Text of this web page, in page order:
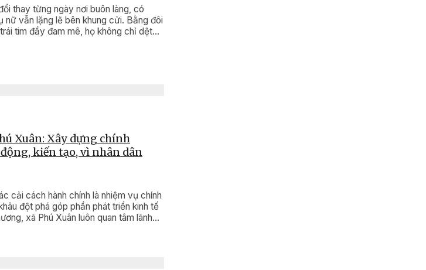
thay từng ngày nơi buôn làng, có
nữ vẫn lặng lẽ bên khung cửi. Bằng đôi
tim đầy đam mê, họ không chỉ dệt
Xuân: Xây dựng chính
kiến tạo, vì nhân dân
cải cách hành chính là nhiệm vụ chính
đột phá góp phần phát triển kinh tế
xã Phú Xuân luôn quan tâm lãnh